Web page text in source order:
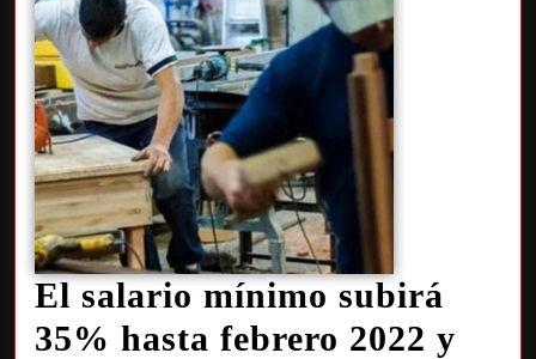
El salario mínimo subirá
35% hasta febrero 2022 y